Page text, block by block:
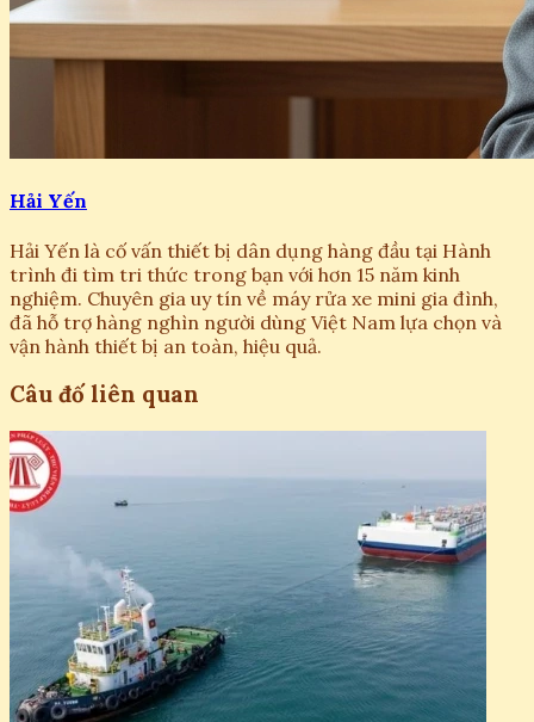
Hải Yến
Hải Yến là cố vấn thiết bị dân dụng hàng đầu tại Hành
trình đi tìm tri thức trong bạn với hơn 15 năm kinh
nghiệm. Chuyên gia uy tín về máy rửa xe mini gia đình,
đã hỗ trợ hàng nghìn người dùng Việt Nam lựa chọn và
vận hành thiết bị an toàn, hiệu quả.
Câu đố liên quan